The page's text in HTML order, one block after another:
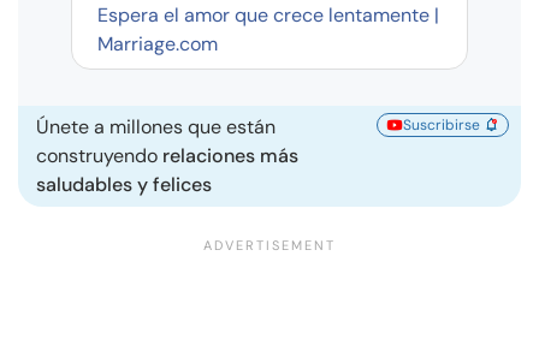
Espera el amor que crece lentamente |
Marriage.com
Únete a millones que están
construyendo relaciones más
saludables y felices
Suscribirse